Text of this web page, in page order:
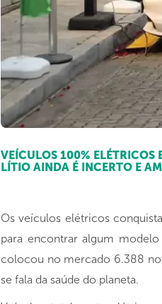
VEÍCULOS 100% ELÉTRICOS
LÍTIO AINDA É INCERTO E
Os veículos elétricos
para encontrar algum
colocou no mercado 6.388
se fala da saúde do planeta.